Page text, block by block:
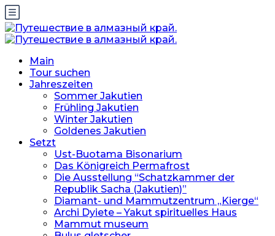
Main
Tour suchen
Jahreszeiten
Sommer Jakutien
Frühling Jakutien
Winter Jakutien
Goldenes Jakutien
Setzt
Ust-Buotama Bisonarium
Das Königreich Permafrost
Die Ausstellung “Schatzkammer der
Republik Sacha (Jakutien)”
Diamant- und Mammutzentrum „Kierge“
Archi Dyiete – Yakut spirituelles Haus
Mammut museum